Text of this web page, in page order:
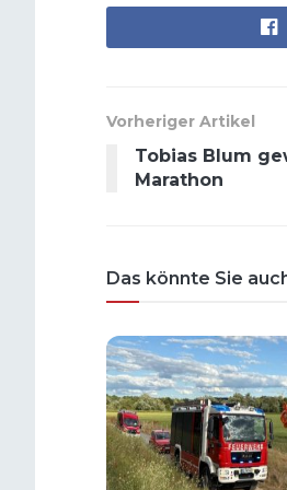
Vorheriger Artikel
Tobias Blum
Marathon
Das könnte Sie